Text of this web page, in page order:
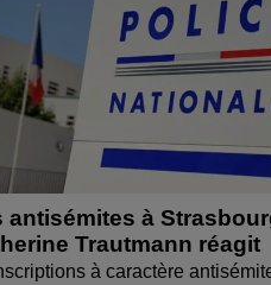
antisémites à
Trautmann réagit
à caractère